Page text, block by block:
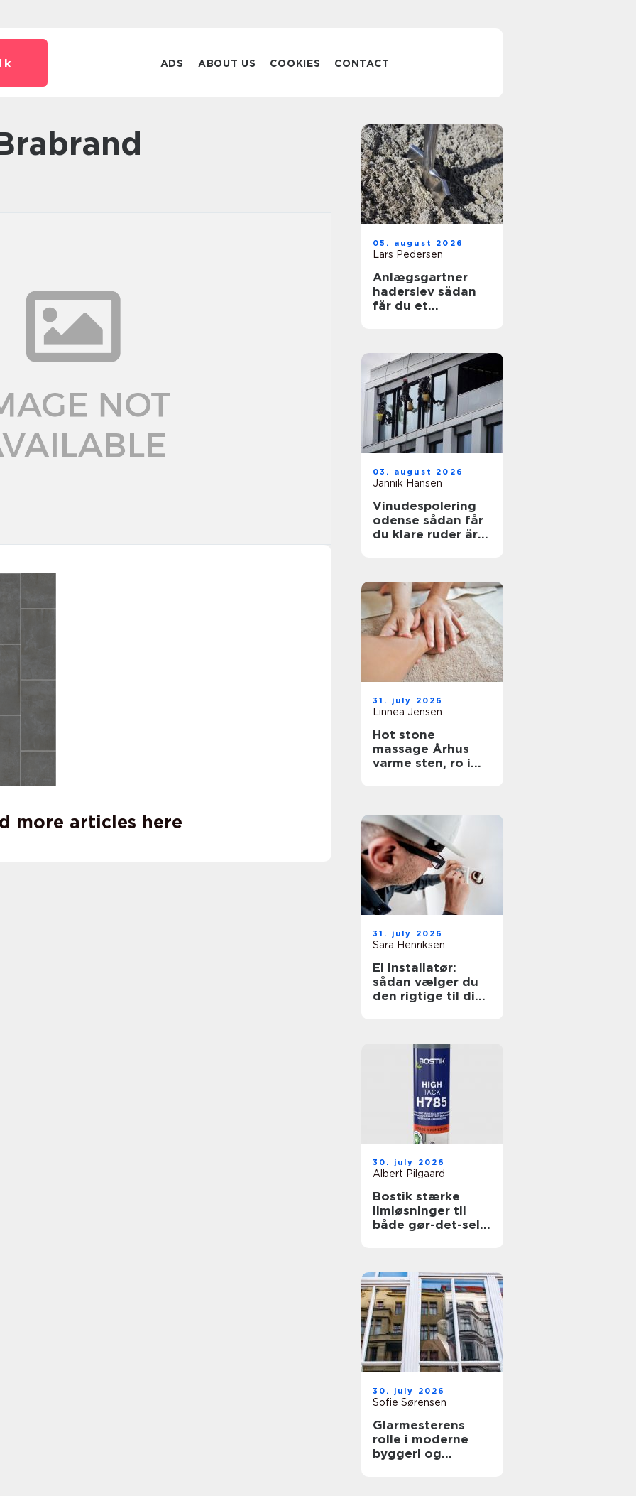
ADS ABOUT US COOKIES CONTACT
more articles here
05. august 2026
Lars Pedersen
Anlægsgartner
haderslev sådan
får du et
03. august 2026
Jannik Hansen
Vinudespolering
odense sådan får
du klare ruder året
31. july 2026
Linnea Jensen
Hot stone
massage Århus
varme sten, ro i
31. july 2026
Sara Henriksen
El installatør:
sådan vælger du
den rigtige til dine
30. july 2026
Albert Pilgaard
Bostik stærke
limløsninger til
både gør-det-selv
30. july 2026
Sofie Sørensen
Glarmesterens
rolle i moderne
byggeri og